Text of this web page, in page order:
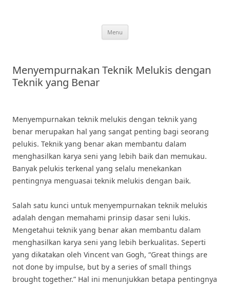
Menu
Menyempurnakan Teknik Melukis dengan
Teknik yang Benar
Menyempurnakan teknik melukis dengan teknik yang
benar merupakan hal yang sangat penting bagi seorang
pelukis. Teknik yang benar akan membantu dalam
menghasilkan karya seni yang lebih baik dan memukau.
Banyak pelukis terkenal yang selalu menekankan
pentingnya menguasai teknik melukis dengan baik.
Salah satu kunci untuk menyempurnakan teknik melukis
adalah dengan memahami prinsip dasar seni lukis.
Mengetahui teknik yang benar akan membantu dalam
menghasilkan karya seni yang lebih berkualitas. Seperti
yang dikatakan oleh Vincent van Gogh, “Great things are
not done by impulse, but by a series of small things
brought together.” Hal ini menunjukkan betapa pentingnya